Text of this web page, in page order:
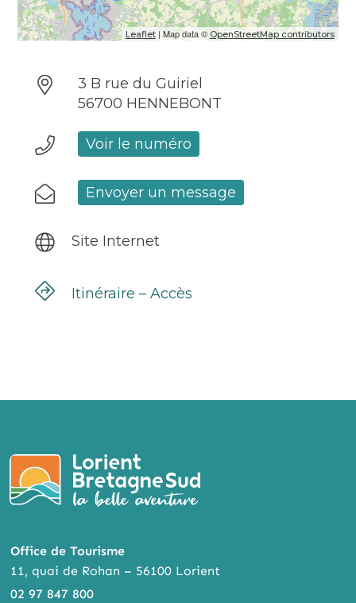
Leaflet| Map data © OpenStreetMap contributors
3 B rue du Guiriel
56700 HENNEBONT
Voir le numéro
Envoyer un message
Site Internet
Itinéraire – Accès
Office de Tourisme
11, quai de Rohan – 56100 Lorient
02 97 847 800